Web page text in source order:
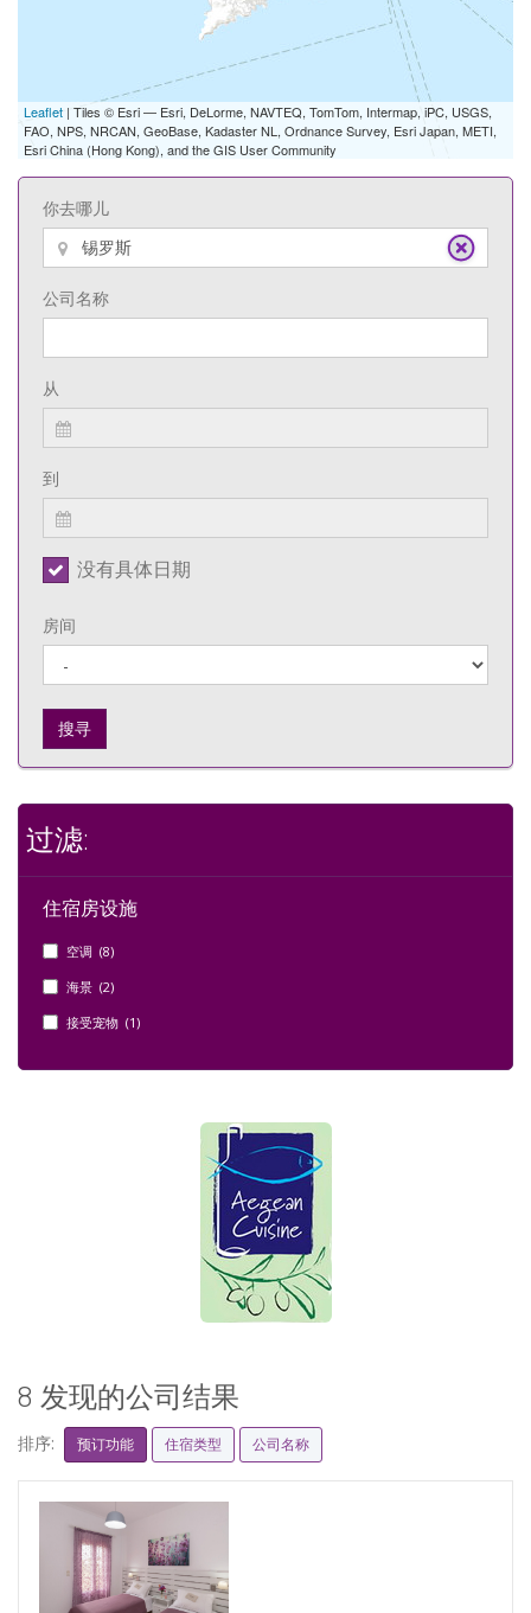
Leaflet | Tiles © Esri — Esri, DeLorme, NAVTEQ, TomTom, Intermap, iPC, USGS,
FAO, NPS, NRCAN, GeoBase, Kadaster NL, Ordnance Survey, Esri Japan, METI,
Esri China (Hong Kong), and the GIS User Community
你去哪儿
公司名称
从
到
没有具体日期
房间
搜寻
过滤:
住宿房设施
空调 (8)
海景 (2)
接受宠物 (1)
8 发现的公司结果
排序: 预订功能 住宿类型 公司名称